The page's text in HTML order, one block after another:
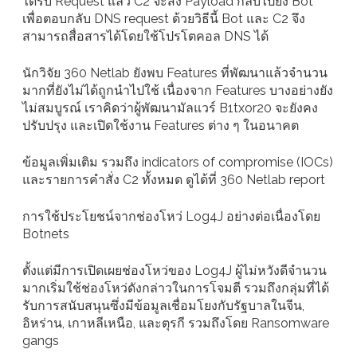
เพื่อตอบกลับ DNS request ด้วยวิธีนี้ Bot และ C2 จึง
สามารถสื่อสารได้โดยใช้โปรโตคอล DNS ได้
นักวิจัย 360 Netlab ยังพบ Features ที่พัฒนาแล้วจำนวน
มากที่ยังไม่ได้ถูกนำไปใช้ เนื่องจาก Features บางอย่างยัง
ไม่สมบูรณ์ เราคิดว่าผู้พัฒนามัลแวร์ B1txor20 จะยังคง
ปรับปรุง และเปิดใช้งาน Features ต่าง ๆ ในอนาคต
ข้อมูลเพิ่มเติม รวมถึง indicators of compromise (IOCs)
และรายการคำสั่ง C2 ทั้งหมด ดูได้ที่ 360 Netlab report
การใช้ประโยชน์จากช่องโหว่ Log4J อย่างต่อเนื่องโดย
Botnets
ตั้งแต่มีการเปิดเผยช่องโหว่ของ Log4J ผู้ไม่หวังดีจำนวน
มากเริ่มใช้ช่องโหว่ดังกล่าวในการโจมตี รวมถึงกลุ่มที่ได้
รับการสนับสนุนซึ่งมีข้อมูลเชื่อมโยงกับรัฐบาลในจีน,
อิหร่าน, เกาหลีเหนือ, และตุรกี รวมถึงโดย Ransomware
gangs